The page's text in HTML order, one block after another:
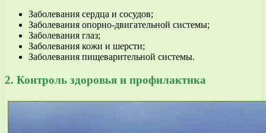
Заболевания сердца и сосудов;
Заболевания опорно-двигательной системы;
Заболевания глаз;
Заболевания кожи и шерсти;
Заболевания пищеварительной системы.
2. Контроль здоровья и профилактика